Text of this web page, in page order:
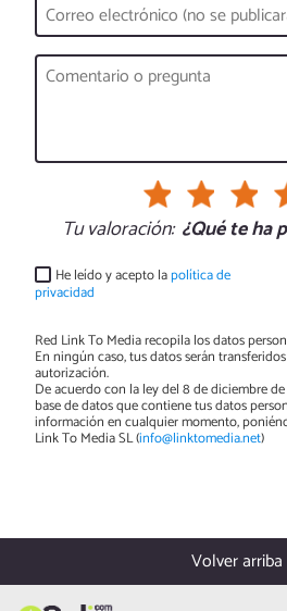
Tu valoración: ¿Qué te ha
He leído y acepto lapolítica de
privacidad
Red Link To Media recopila los datos
En ningún caso, tus datos serán
autorización.
De acuerdo con la ley del 8 de diciembre
base de datos que contiene tus datos
información en cualquier momento,
Link To Media SL (info@linktomedia.net)
Volver arriba